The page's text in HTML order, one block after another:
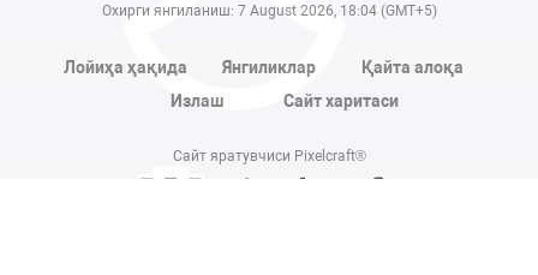
Охирги янгиланиш: 7 August 2026, 18:04 (GMT+5)
Лойиҳа ҳақида Янгиликлар
Қайта алоқа
Излаш
Сайт харитаси
Сайт яратувчиси Pixelcraft®